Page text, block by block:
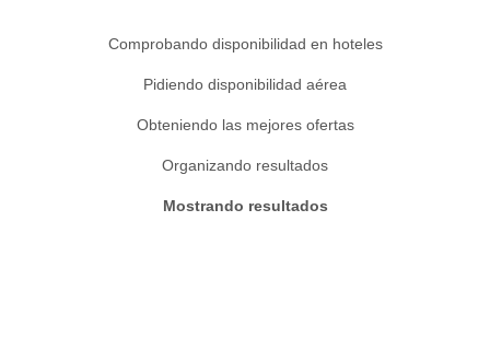
Comprobando disponibilidad en hoteles
Pidiendo disponibilidad aérea
Obteniendo las mejores ofertas
Organizando resultados
Mostrando resultados